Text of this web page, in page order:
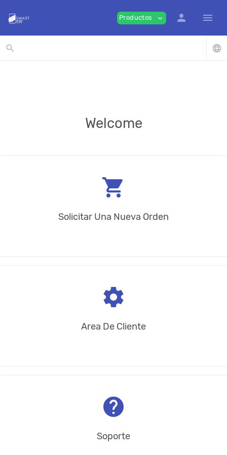
Productos expand_more person menu
search language
Welcome
shopping_cart
Solicitar Una Nueva Orden
settings
Area De Cliente
help
Soporte